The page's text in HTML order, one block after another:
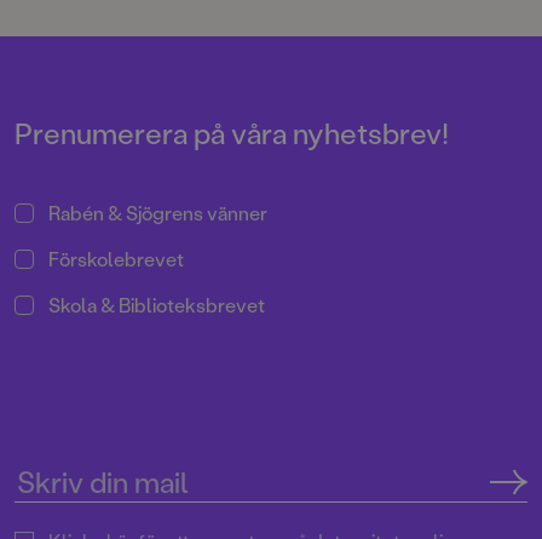
FRUKTANSVÄRDA GREJER
Prenumerera på våra nyhetsbrev!
Rabén & Sjögrens vänner
Förskolebrevet
Skola & Biblioteksbrevet